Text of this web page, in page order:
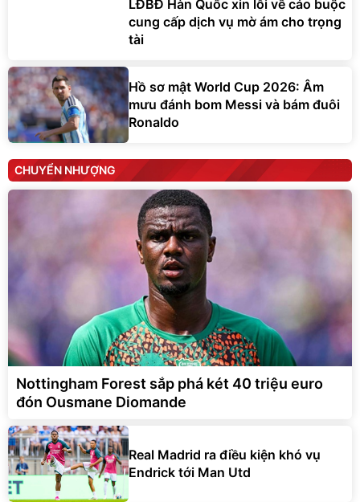
LĐBĐ Hàn Quốc xin lỗi về cáo buộc
cung cấp dịch vụ mờ ám cho trọng
tài
Hồ sơ mật World Cup 2026: Âm
mưu đánh bom Messi và bám đuôi
Ronaldo
CHUYỂN NHƯỢNG
Nottingham Forest sắp phá két 40 triệu euro
đón Ousmane Diomande
Real Madrid ra điều kiện khó vụ
Endrick tới Man Utd